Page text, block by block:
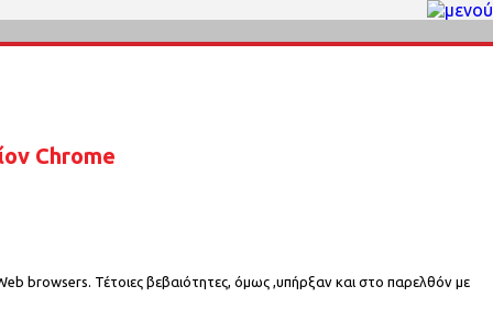
Chrome
browsers. Τέτοιες βεβαιότητες, όμως ,υπήρξαν και στο παρελθόν με